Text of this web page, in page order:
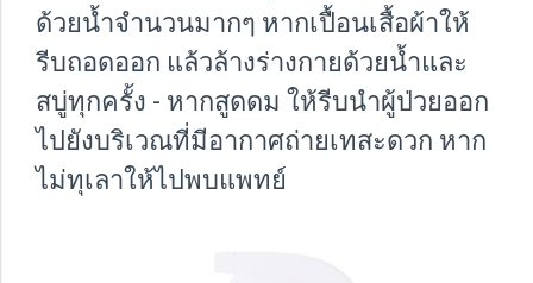
ด้วยน้ำจำนวนมากๆ หากเปื้อนเสื้อผ้าให้
รีบถอดออก แล้วล้างร่างกายด้วยน้ำและ
สบู่ทุกครั้ง - หากสูดดม ให้รีบนำผู้ป่วยออก
ไปยังบริเวณที่มีอากาศถ่ายเทสะดวก หาก
ไม่ทุเลาให้ไปพบแพทย์